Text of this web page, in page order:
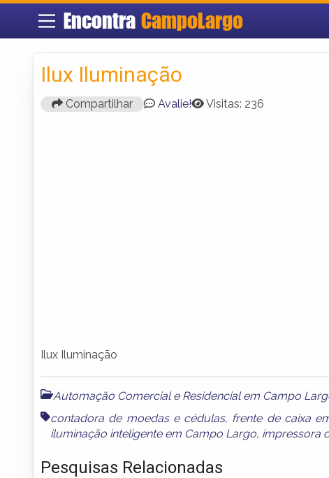
Encontra CampoLargo
Ilux Iluminação
Compartilhar Avalie! Visitas: 236
Ilux Iluminação
Automação Comercial e Residencial em Campo
contadora de moedas e cédulas, frente de caixa
iluminação inteligente em Campo Largo, impressora
Pesquisas Relacionadas